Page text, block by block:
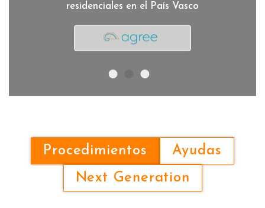
residenciales en el País Vasco
Rehabilitación
Programa AGREE
Bizinext
Procedimientos
Ayudas
Next Generation